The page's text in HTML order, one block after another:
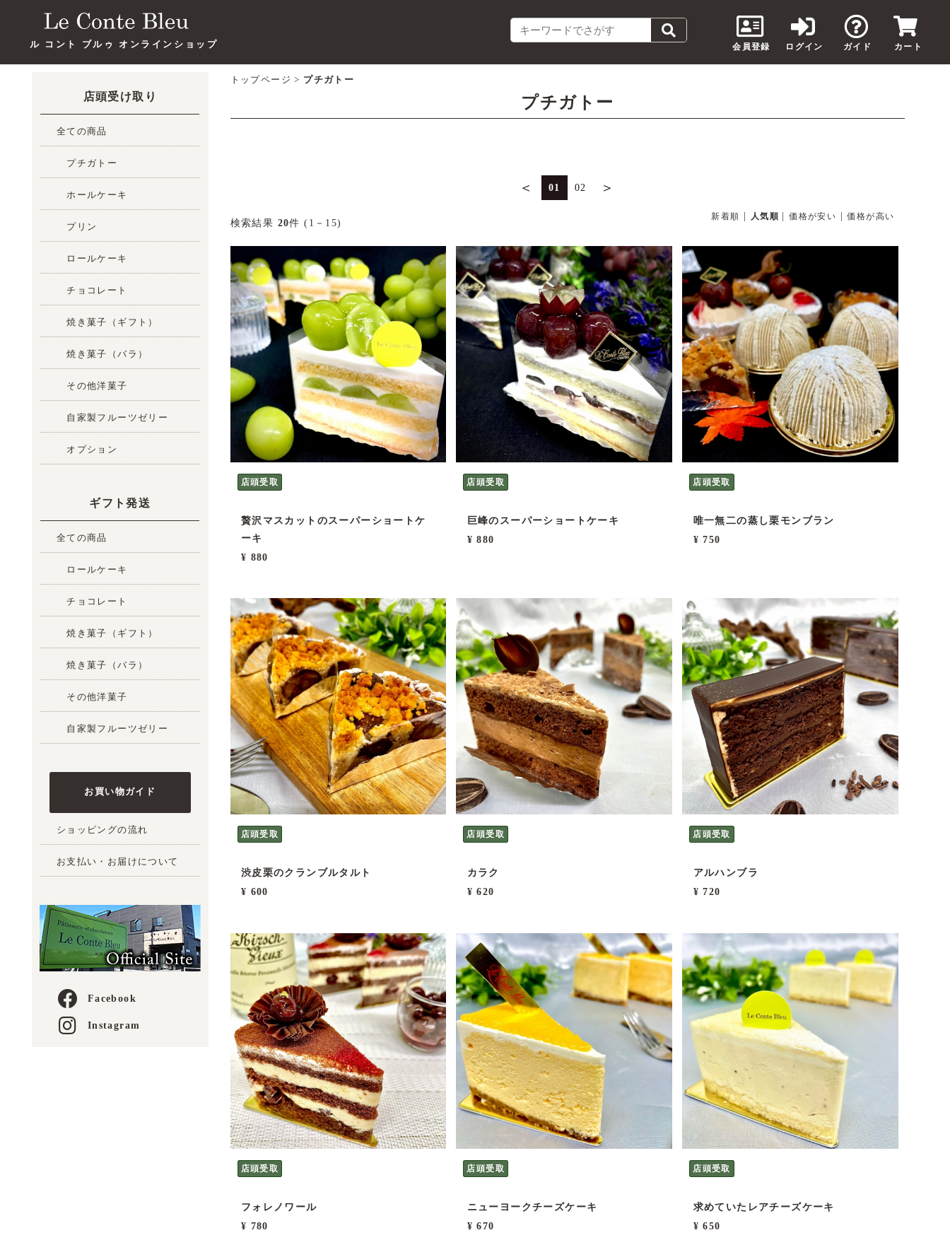
会員登録 ログイン ガイド カート
ル コント ブルゥ オンラインショップ
店頭受け取り
全ての商品
プチガトー
ホールケーキ
プリン
ロールケーキ
チョコレート
焼き菓子（ギフト）
焼き菓子（バラ）
その他洋菓子
自家製フルーツゼリー
オプション
ギフト発送
全ての商品
ロールケーキ
チョコレート
焼き菓子（ギフト）
焼き菓子（バラ）
その他洋菓子
自家製フルーツゼリー
お買い物ガイド
ショッピングの流れ
お支払い・お届けについて
Facebook
Instagram
トップページ > プチガトー
プチガトー
＜ 01 02 ＞
検索結果 20件 (1－15)
新着順 人気順 |価格が安い |価格が高い
店頭受取
贅沢マスカットのスーパーショートケ
ーキ
¥ 880
店頭受取
巨峰のスーパーショートケーキ
¥ 880
店頭受取
唯一無二の蒸し栗モンブラン
¥ 750
店頭受取
渋皮栗のクランブルタルト
¥ 600
店頭受取
カラク
¥ 620
店頭受取
アルハンブラ
¥ 720
店頭受取
フォレノワール
¥ 780
店頭受取
ニューヨークチーズケーキ
¥ 670
店頭受取
求めていたレアチーズケーキ
¥ 650